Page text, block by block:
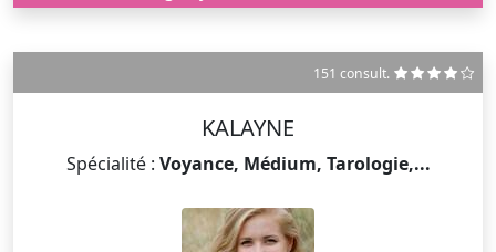
151 consult.
KALAYNE
Spécialité : Voyance, Médium, Tarologie,...